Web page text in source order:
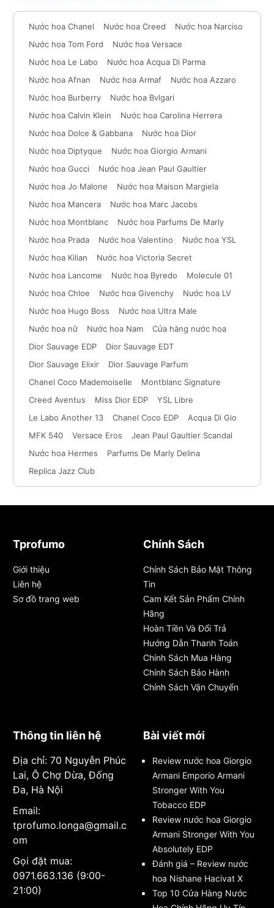
Nước hoa Chanel Nước hoa Creed
Nước hoa Narciso
Nước hoa Tom Ford
Nước hoa Versace
Nước hoa Le Labo
Nước hoa Acqua Di Parma
Nước hoa Afnan
Nước hoa Armaf
Nước hoa Azzaro
Nước hoa Burberry
Nước hoa Bvlgari
Nước hoa Calvin Klein
Nước hoa Carolina Herrera
Nước hoa Dolce & Gabbana
Nước hoa Dior
Nước hoa Diptyque
Nước hoa Giorgio Armani
Nước hoa Gucci
Nước hoa Jean Paul Gaultier
Nước hoa Jo Malone
Nước hoa Maison Margiela
Nước hoa Mancera
Nước hoa Marc Jacobs
Nước hoa Montblanc
Nước hoa Parfums De Marly
Nước hoa Prada
Nước hoa Valentino
Nước hoa YSL
Nước hoa Kilian
Nước hoa Victoria Secret
Nước hoa Lancome
Nước hoa Byredo
Molecule 01
Nước hoa Chloe
Nước hoa Givenchy
Nước hoa LV
Nước hoa Hugo Boss
Nước hoa Ultra Male
Nước hoa nữ
Nước hoa Nam
Cửa hàng nước hoa
Dior Sauvage EDP
Dior Sauvage EDT
Dior Sauvage Elixir
Dior Sauvage Parfum
Chanel Coco Mademoiselle
Montblanc Signature
Creed Aventus
Miss Dior EDP
YSL Libre
Le Labo Another 13
Chanel Coco EDP
Acqua Di Gio
MFK 540
Versace Eros
Jean Paul Gaultier Scandal
Nước hoa Hermes
Parfums De Marly Delina
Replica Jazz Club
Tprofumo
Giới thiệu
Liên hệ
Sơ đồ trang web
Chính Sách
Chính Sách Bảo Mật Thông
Tin
Cam Kết Sản Phẩm Chính
Hãng
Hoàn Tiền Và Đổi Trả
Hướng Dẫn Thanh Toán
Chính Sách Mua Hàng
Chính Sách Bảo Hành
Chính Sách Vận Chuyển
Thông tin liên hệ
Địa chỉ: 70 Nguyễn Phúc
Lai, Ô Chợ Dừa, Đống
Đa, Hà Nội
Email:
tprofumo.longa@gmail.c
om
Gọi đặt mua:
0971.663.136 (9:00-
21:00)
Bài viết mới
Review nước hoa Giorgio
Armani Emporio Armani
Stronger With You
Tobacco EDP
Review nước hoa Giorgio
Armani Stronger With You
Absolutely EDP
Đánh giá – Review nước
hoa Nishane Hacivat X
Top 10 Cửa Hàng Nước